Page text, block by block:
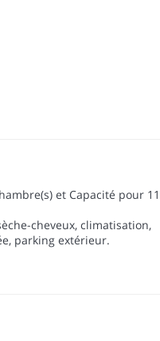
et Capacité pour 11
cheveux, climatisation,
parking extérieur.